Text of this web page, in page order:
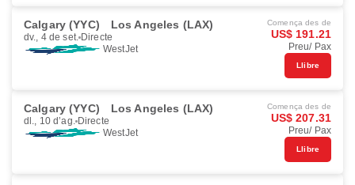
Calgary (YYC) Los Angeles (LAX)
dv., 4 de set. Directe
WestJet
Comença des de
US$ 191.21
Preu/ Pax
Llibre
Calgary (YYC) Los Angeles (LAX)
dl., 10 d’ag. Directe
WestJet
Comença des de
US$ 207.31
Preu/ Pax
Llibre